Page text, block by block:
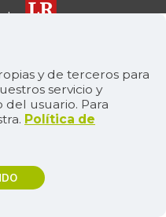
TODOS LOS
- OAL.COM.CO
y de terceros para
servicio y
usuario. Para
Política de